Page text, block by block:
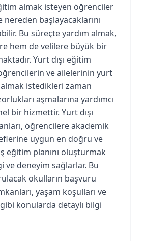
almak isteyen öğrenciler
nereden başlayacaklarını
Bu süreçte yardım almak,
hem de velilere büyük bir
Yurt dışı eğitim
öğrencilerin ve ailelerinin yurt
almak istedikleri zaman
aşmalarına yardımcı
bir hizmettir. Yurt dışı
öğrencilere akademik
uygun en doğru ve
eğitim planını oluşturmak
ve deneyim sağlarlar. Bu
okulların başvuru
yaşam koşulları ve
konularda detaylı bilgi